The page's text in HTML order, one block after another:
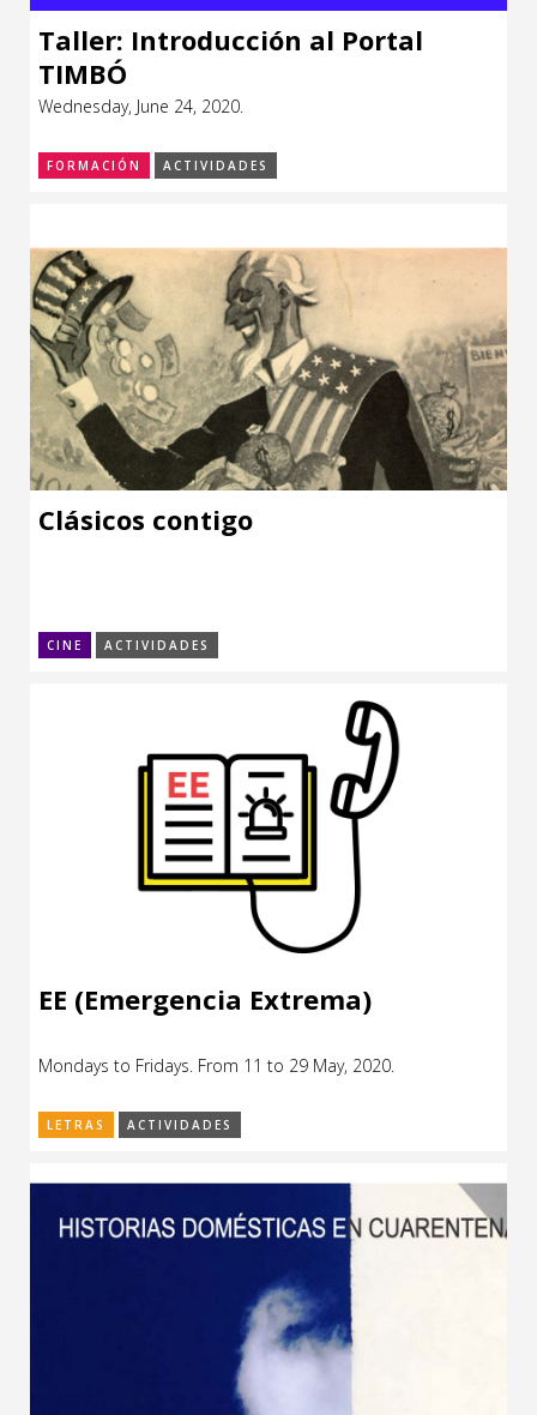
Taller: Introducción al Portal
TIMBÓ
Wednesday, June 24, 2020.
FORMACIÓN ACTIVIDADES
Clásicos contigo
CINE ACTIVIDADES
EE (Emergencia Extrema)
Mondays to Fridays. From 11 to 29 May, 2020.
LETRAS ACTIVIDADES